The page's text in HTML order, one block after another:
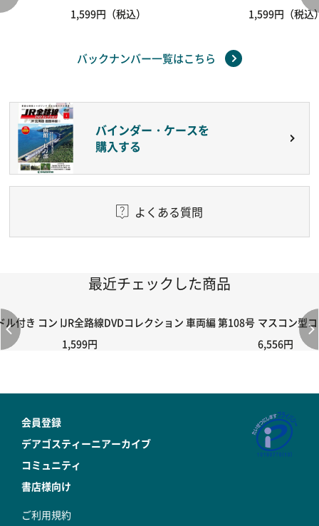
1,599円（税込）
1,599円（税込
バックナンバー一覧はこちら
バインダー・ケースを
購入する
よくある質問
最近チェックした商品
付き コントローラー＆ポイント切り替えスイッチRC-02/C002 /
JR全路線DVDコレクション 車両編 第108号
1,599円
マスコン型
6,556円
会員登録
デアゴスティーニアーカイブ
コミュニティ
書店様向け
ご利用規約